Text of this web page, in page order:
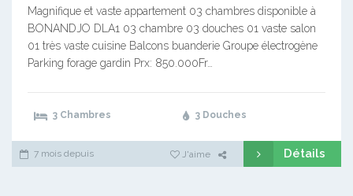
Magnifique et vaste appartement 03 chambres disponible à
BONANDJO DLA1 03 chambre 03 douches 01 vaste salon
01 très vaste cuisine Balcons buanderie Groupe électrogène
Parking forage gardin Prx: 850.000Fr…
3 Chambres 3 Douches
7 mois depuis J'aime Détails